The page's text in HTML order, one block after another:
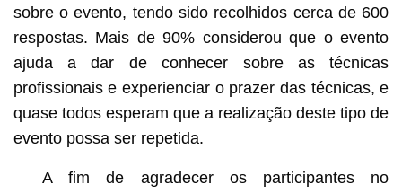
sobre o evento, tendo sido recolhidos cerca de 600
respostas. Mais de 90% considerou que o evento
ajuda a dar de conhecer sobre as técnicas
profissionais e experienciar o prazer das técnicas, e
quase todos esperam que a realização deste tipo de
evento possa ser repetida.
A fim de agradecer os participantes no